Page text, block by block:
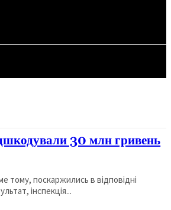
30 млн гривень
тому, поскаржились в відповідні
інспекція...